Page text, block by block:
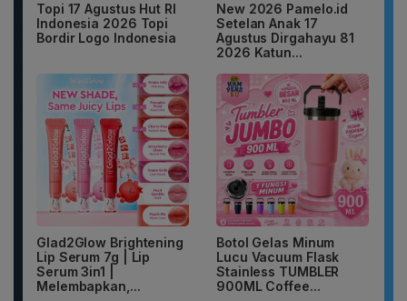
Topi 17 Agustus Hut RI
Indonesia 2026 Topi
Bordir Logo Indonesia
New 2026 Pamelo.id
Setelan Anak 17
Agustus Dirgahayu 81
2026 Katun...
Glad2Glow Brightening
Lip Serum 7g | Lip
Serum 3in1 |
Melembapkan,...
Botol Gelas Minum
Lucu Vacuum Flask
Stainless TUMBLER
900ML Coffee...